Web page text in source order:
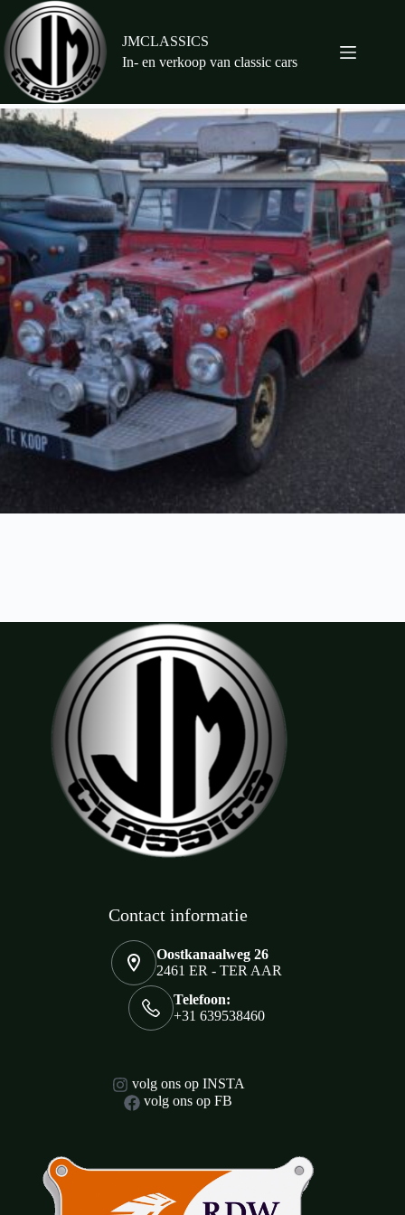
naar
de
inhoud
JMCLASSICS
In- en verkoop van classic cars
Contact informatie
Oostkanaalweg 26
2461 ER - TER AAR
Telefoon:
+31 639538460
volg ons op INSTA
volg ons op FB